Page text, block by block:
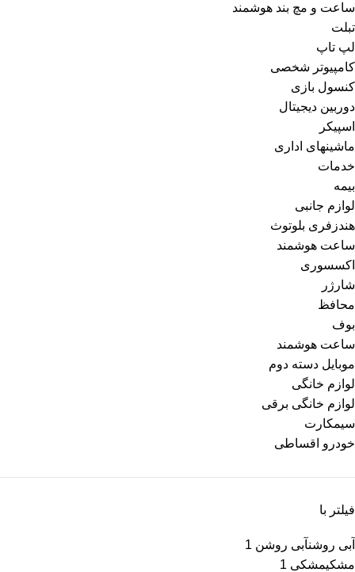
ساعت و مچ بند هوشمند
تبلت
لپ تاپ
کامپیوتر شخصی
کنسول بازی
دوربین دیجیتال
اسپیکر
ماشینهای اداری
خدمات
بیمه
لوازم جانبی
هندزفری بلوتوث
ساعت هوشمند
اکسسوری
شارژر
محافظ
بوف
ساعت هوشمند
موبایل دسته دوم
لوازم خانگی
لوازم خانگی برقی
سیمکارت
خودرو اقساطی
فیلتر با
آبی روشنآبی روشن 1
مشکیمشکی 1